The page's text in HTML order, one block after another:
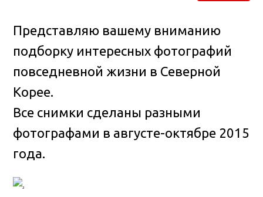
Представляю вашему вниманию
подборку интересных фотографий
повседневной жизни в Северной
Корее.
Все снимки сделаны разными
фотографами в августе-октябре 2015
года.